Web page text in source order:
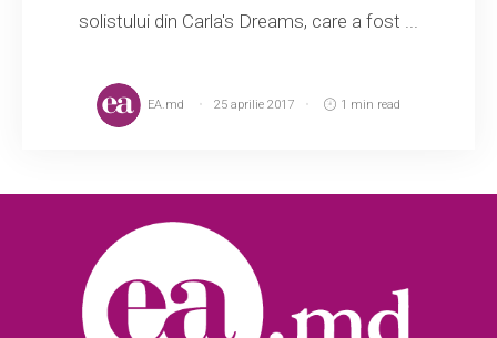
solistului din Carla's Dreams, care a fost ...
EA.md 25 aprilie 2017 1 min read